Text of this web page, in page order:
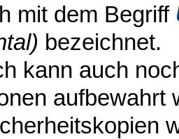
mit dem Begriff
bezeichnet.
kann auch
aufbewahrt